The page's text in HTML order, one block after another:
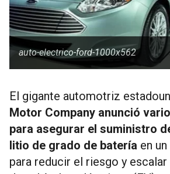
auto-electrico-ford-1000x562
El gigante automotriz
Motor Company anunció
para asegurar el suministro
litio de grado de batería en
para reducir el riesgo y